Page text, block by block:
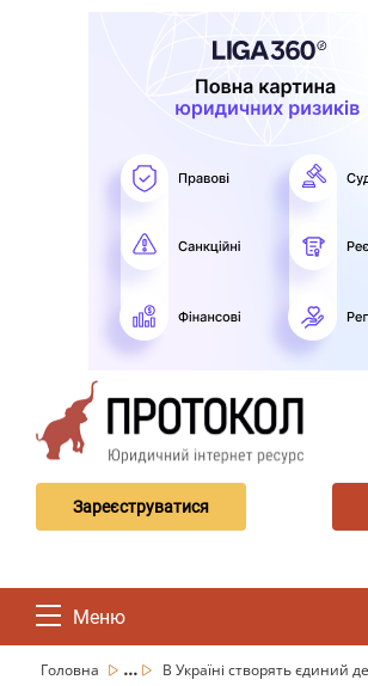
Зареєструватися
Меню
Головна ...
В Україні створять єдиний